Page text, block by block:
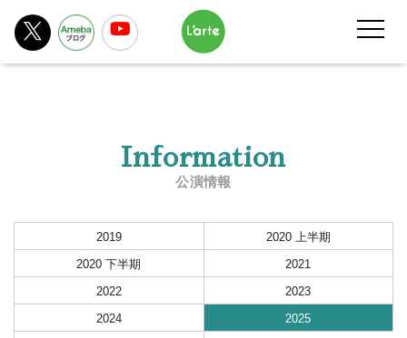
Information
公演情報
2019
2020 上半期
2020 下半期
2021
2022
2023
2024
2025